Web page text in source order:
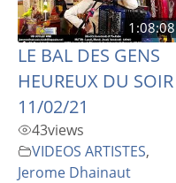
1:08:08
LE BAL DES GENS
HEUREUX DU SOIR
11/02/21
43views
VIDEOS ARTISTES,
Jerome Dhainaut